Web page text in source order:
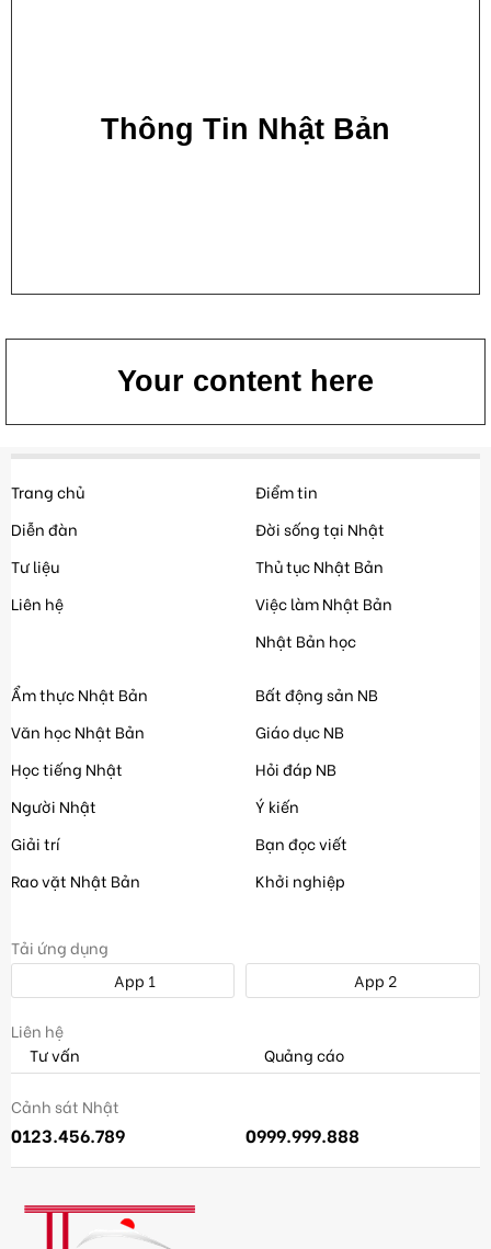
Thông Tin Nhật Bản
Your content here
Trang chủ
Diễn đàn
Tư liệu
Liên hệ
Điểm tin
Đời sống tại Nhật
Thủ tục Nhật Bản
Việc làm Nhật Bản
Nhật Bản học
Ẩm thực Nhật Bản
Văn học Nhật Bản
Học tiếng Nhật
Người Nhật
Giải trí
Rao vặt Nhật Bản
Bất động sản NB
Giáo dục NB
Hỏi đáp NB
Ý kiến
Bạn đọc viết
Khởi nghiệp
Tải ứng dụng
App 1
App 2
Liên hệ
Tư vấn
Quảng cáo
Cảnh sát Nhật
0123.456.789 0999.999.888